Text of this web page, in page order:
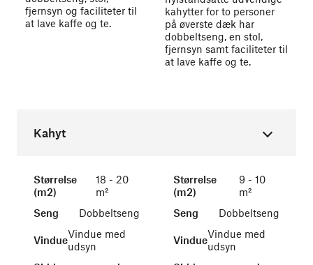
fjernsyn og faciliteter til
at lave kaffe og te.
kahytter for to personer
på øverste dæk har
dobbeltseng, en stol,
fjernsyn samt faciliteter til
at lave kaffe og te.
Kahyt
Størrelse
(m2)
18 - 20
m²
Seng
Dobbeltseng
VindueVindue med
udsyn
Størrelse
(m2)
9 - 10
m²
Seng
Dobbeltseng
VindueVindue med
udsyn